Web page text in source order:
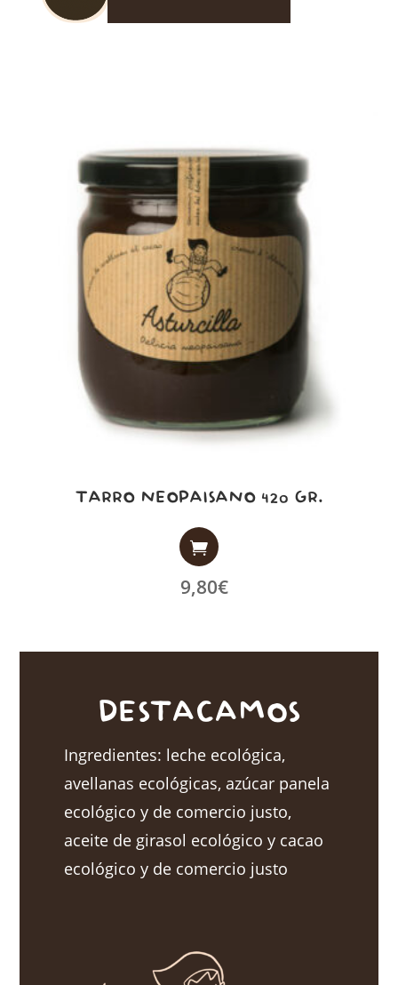
TARRO NEOPAISANO 420 GR.

9,80€
DESTACAMOS
Ingredientes: leche ecológica,
avellanas ecológicas, azúcar panela
ecológico y de comercio justo,
aceite de girasol ecológico y cacao
ecológico y de comercio justo